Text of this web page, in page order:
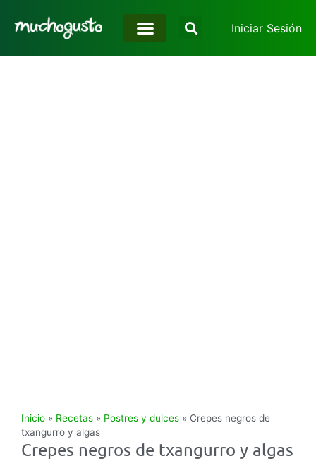
Iniciar Sesión
Inicio » Recetas » Postres y dulces » Crepes negros de
txangurro y algas
Crepes negros de txangurro y algas